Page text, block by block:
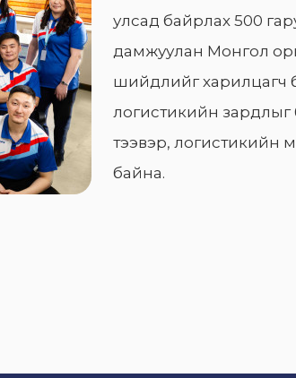
улсад байрлах 500
дамжуулан Монгол
шийдлийг харилцагч
логистикийн зардлыг
тээвэр, логистикийн
байна.